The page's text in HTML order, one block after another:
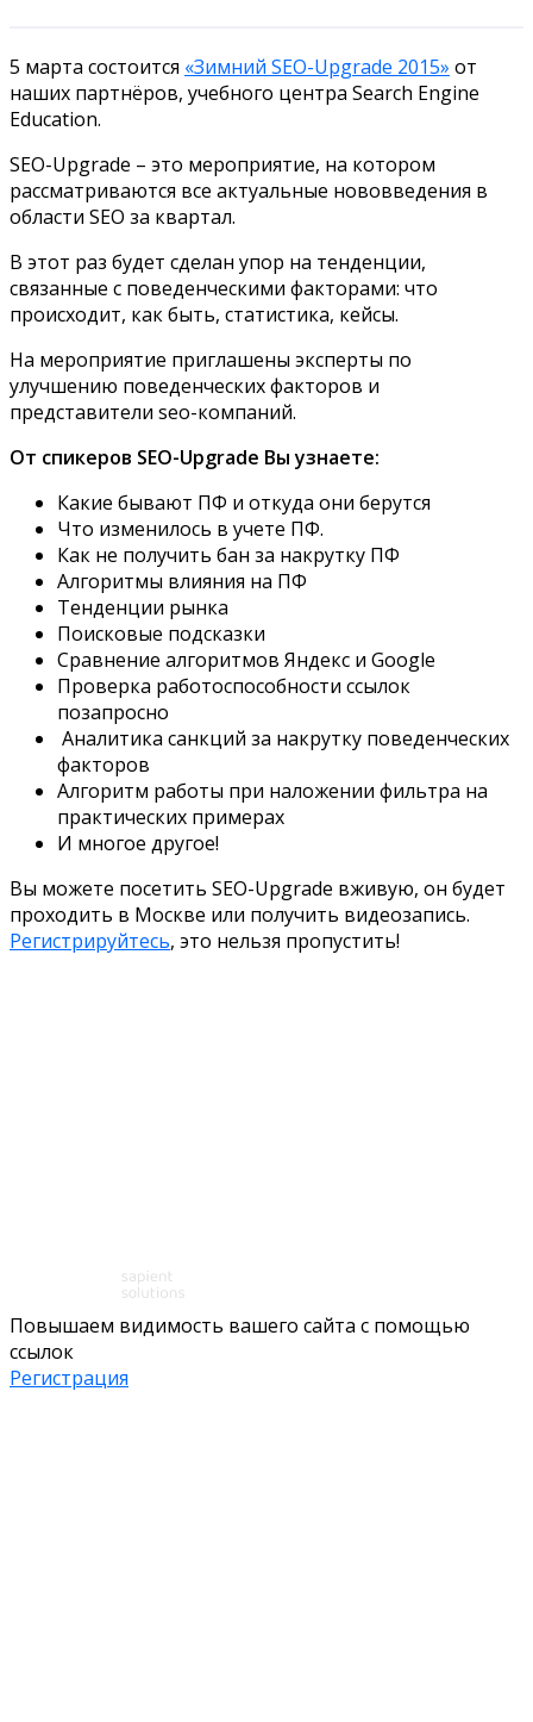
5 марта состоится «Зимний SEO-Upgrade 2015» от
наших партнёров, учебного центра Search Engine
Education.
SEO-Upgrade – это мероприятие, на котором
рассматриваются все актуальные нововведения в
области SEO за квартал.
В этот раз будет сделан упор на тенденции,
связанные с поведенческими факторами: что
происходит, как быть, статистика, кейсы.
На мероприятие приглашены эксперты по
улучшению поведенческих факторов и
представители seo-компаний.
От спикеров SEO-Upgrade Вы узнаете:
Какие бывают ПФ и откуда они берутся
Что изменилось в учете ПФ.
Как не получить бан за накрутку ПФ
Алгоритмы влияния на ПФ
Тенденции рынка
Поисковые подсказки
Сравнение алгоритмов Яндекс и Google
Проверка работоспособности ссылок
позапросно
Аналитика санкций за накрутку поведенческих
факторов
Алгоритм работы при наложении фильтра на
практических примерах
И многое другое!
Вы можете посетить SEO-Upgrade вживую, он будет
проходить в Москве или получить видеозапись.
Регистрируйтесь, это нельзя пропустить!
Повышаем видимость вашего сайта с помощью
ссылок
Регистрация